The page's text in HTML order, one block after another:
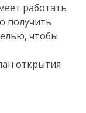
работать
получить
чтобы
открытия